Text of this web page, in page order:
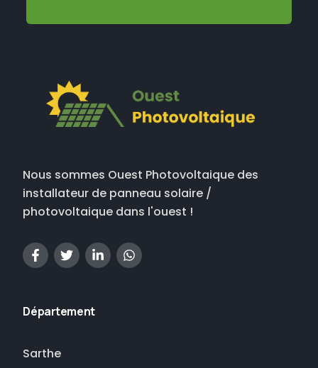
Nous sommes Ouest Photovoltaique des
installateur de panneau solaire /
photovoltaique dans l'ouest !
Département
Sarthe